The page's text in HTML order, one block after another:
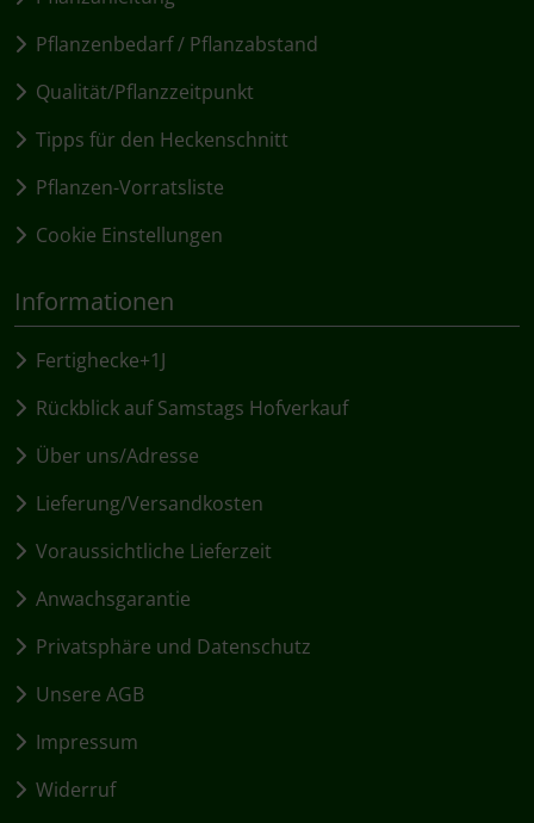
Pflanzenbedarf / Pflanzabstand
Qualität/Pflanzzeitpunkt
Tipps für den Heckenschnitt
Pflanzen-Vorratsliste
Cookie Einstellungen
Informationen
Fertighecke+1J
Rückblick auf Samstags Hofverkauf
Über uns/Adresse
Lieferung/Versandkosten
Voraussichtliche Lieferzeit
Anwachsgarantie
Privatsphäre und Datenschutz
Unsere AGB
Impressum
Widerruf